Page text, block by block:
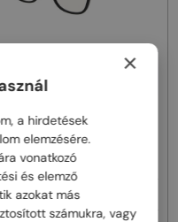
EGYFÓKUSZÚ LENCSÉVEL PLUSZ
25 000 FT
K-B ECO - 001 - 51 - KÉK-
FÉNYT SZŰRŐ
000 Ft
×
a hirdetések
elemzésére.
vonatkozó
és elemző
azokat más
számukra, vagy